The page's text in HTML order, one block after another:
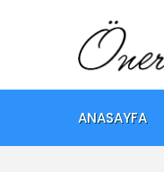
ANASAYFA